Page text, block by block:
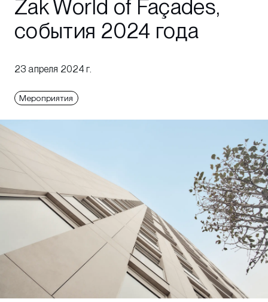
Zak World of Façades,
события 2024 года
23 апреля 2024 г.
Мероприятия